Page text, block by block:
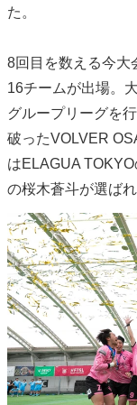
た。
8回目を数える今大
16チームが出場。
グループリーグを
破ったVOLVER
はELAGUA
の桜木蒼斗が選ばれ